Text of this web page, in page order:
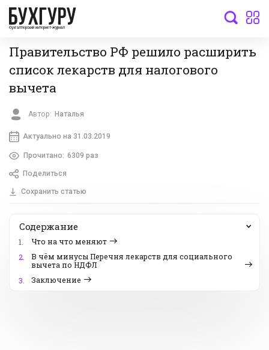
бухгалтерский интернет-журнал
Правительство РФ решило расширить
список лекарств для налогового
вычета
Автор: Наталья
Актуально на 31.03.2019
Прочитано: 6309 раз
Поделиться
Сохранить статью
Содержание
1.
Что на что меняют
2.
В чём минусы Перечня лекарств для социального
вычета по НДФЛ
3.
Заключение